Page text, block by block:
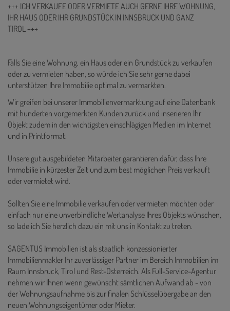
+++ ICH VERKAUFE ODER VERMIETE AUCH GERNE IHRE WOHNUNG,
IHR HAUS ODER IHR GRUNDSTÜCK IN INNSBRUCK UND GANZ
TIROL +++
Falls Sie eine Wohnung, ein Haus oder ein Grundstück zu verkaufen
oder zu vermieten haben, so würde ich Sie sehr gerne dabei
unterstützen Ihre Immobilie optimal zu vermarkten.
Wir greifen bei unserer Immobilienvermarktung auf eine Datenbank
mit hunderten vorgemerkten Kunden zurück und inserieren Ihr
Objekt zudem in den wichtigsten einschlägigen Medien im Internet
und in Printformat.
Unsere gut ausgebildeten Mitarbeiter garantieren dafür, dass Ihre
Immobilie in kürzester Zeit und zum best möglichen Preis verkauft
oder vermietet wird.
Sollten Sie eine Immobilie verkaufen oder vermieten möchten oder
einfach nur eine unverbindliche Wertanalyse Ihres Objekts wünschen,
so lade ich Sie herzlich dazu ein mit uns in Kontakt zu treten.
SAGENTUS Immobilien ist als staatlich konzessionierter
Immobilienmakler Ihr zuverlässiger Partner im Bereich Immobilien im
Raum Innsbruck, Tirol und Rest-Österreich. Als Full-Service-Agentur
nehmen wir Ihnen wenn gewünscht sämtlichen Aufwand ab - von
der Wohnungsaufnahme bis zur finalen Schlüsselübergabe an den
neuen Wohnungseigentümer oder Mieter.